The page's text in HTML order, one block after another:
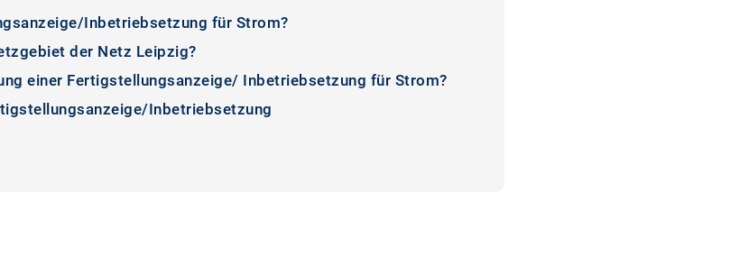
Inbetriebsetzung für Strom?
der Netz Leipzig?
einer Fertigstellungsanzeige/ Inbetriebsetzung für Strom?
Inbetriebsetzung